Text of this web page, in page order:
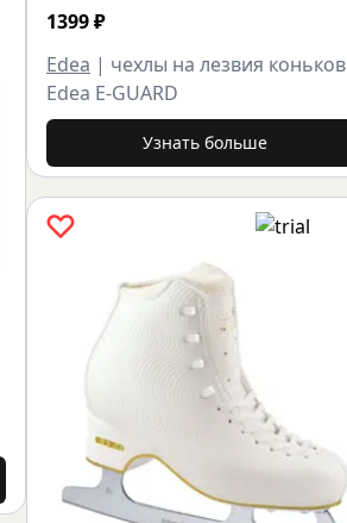
1399₽
Edea | чехлы на лезвия коньков
Edea E-GUARD
Узнать больше